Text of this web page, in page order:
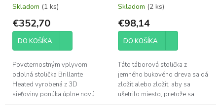
Vyhrievaná
Skladom (1 ks)
€352,70
DO KOŠÍKA
Poveternostným vplyvom
odolná stolička Brillante
Heated vyrobená z 3D
sieťoviny ponúka úplne novú
úroveň pohodlia. Ergonomické
Skladom (2 ks)
€98,14
DO KOŠÍKA
Táto táborová stolička z
jemného bukového dreva sa dá
zložiť alebo zložiť, aby sa
ušetrilo miesto, pretože sa
nastavuje vďaka inovatívnemu